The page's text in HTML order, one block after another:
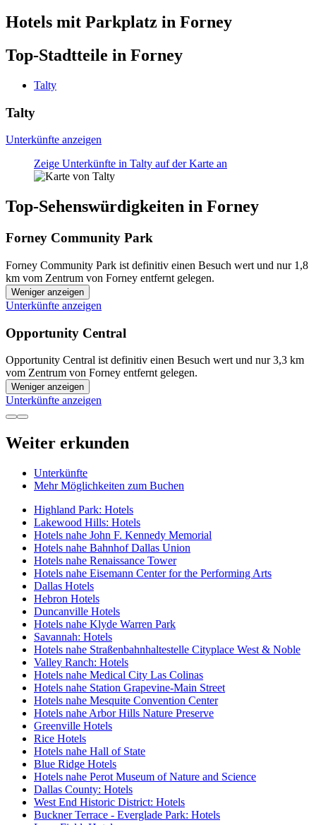
Hotels mit Parkplatz in Forney
Top-Stadtteile in Forney
Talty
Talty
Unterkünfte anzeigen
Zeige Unterkünfte in Talty auf der Karte an
Top-Sehenswürdigkeiten in Forney
Forney Community Park
Forney Community Park ist definitiv einen Besuch wert und nur 1,8
km vom Zentrum von Forney entfernt gelegen.
Weniger anzeigen
Unterkünfte anzeigen
Opportunity Central
Opportunity Central ist definitiv einen Besuch wert und nur 3,3 km
vom Zentrum von Forney entfernt gelegen.
Weniger anzeigen
Unterkünfte anzeigen
Weiter erkunden
Unterkünfte
Mehr Möglichkeiten zum Buchen
Highland Park: Hotels
Lakewood Hills: Hotels
Hotels nahe John F. Kennedy Memorial
Hotels nahe Bahnhof Dallas Union
Hotels nahe Renaissance Tower
Hotels nahe Eisemann Center for the Performing Arts
Dallas Hotels
Hebron Hotels
Duncanville Hotels
Hotels nahe Klyde Warren Park
Savannah: Hotels
Hotels nahe Straßenbahnhaltestelle Cityplace West & Noble
Valley Ranch: Hotels
Hotels nahe Medical City Las Colinas
Hotels nahe Station Grapevine-Main Street
Hotels nahe Mesquite Convention Center
Hotels nahe Arbor Hills Nature Preserve
Greenville Hotels
Rice Hotels
Hotels nahe Hall of State
Blue Ridge Hotels
Hotels nahe Perot Museum of Nature and Science
Dallas County: Hotels
West End Historic District: Hotels
Buckner Terrace - Everglade Park: Hotels